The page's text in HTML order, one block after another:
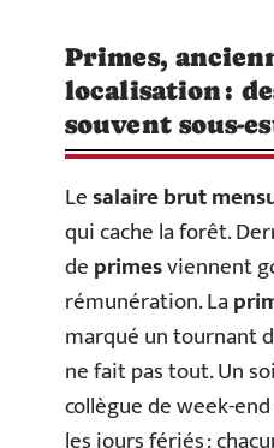
Primes,
localisation :
souvent sous-
Lesalaire brut
qui cache la forêt.
deprimesviennent
rémunération. La
marqué un tournant
ne fait pas tout. Un
collègue de week-